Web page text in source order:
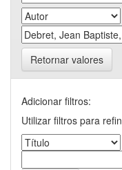
Retornar valores
Adicionar filtros:
Utilizar filtros para